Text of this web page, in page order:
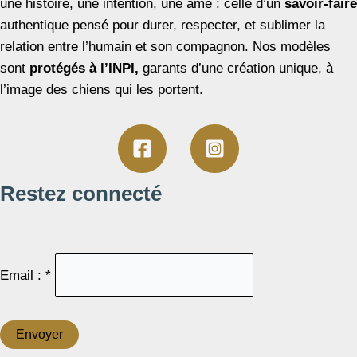
une histoire, une intention, une âme : celle d’un savoir-faire
authentique pensé pour durer, respecter, et sublimer la
relation entre l’humain et son compagnon. Nos modèles
sont protégés à l’INPI, garants d’une création unique, à
l’image des chiens qui les portent.
Restez connecté
Email : *